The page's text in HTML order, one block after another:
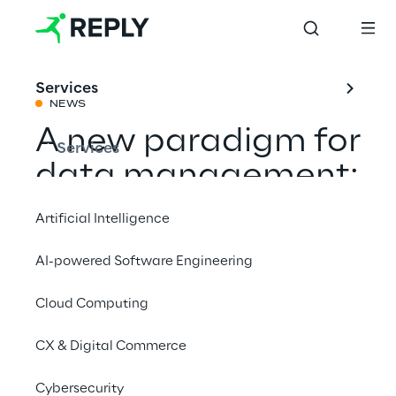
Services
Services
Artificial Intelligence
AI-powered Software Engineering
Cloud Computing
CX & Digital Commerce
Cybersecurity
NEWS
A new paradigm for
data management:
Data Mesh
8 febbraio 2023 | 14:30 - 16:30